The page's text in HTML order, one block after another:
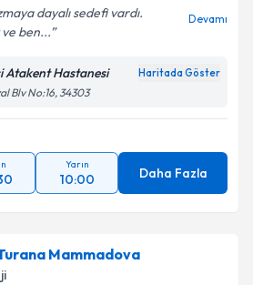
dayalı sedefi vardı.
ben...
Devamı
Atakent Hastanesi Haritada Göster
Blv No:16, 34303
Yarın
10:00 Daha Fazla
Mammadova